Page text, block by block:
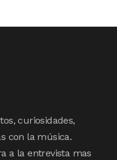
curiosidades,
con la música.
a la entrevista mas